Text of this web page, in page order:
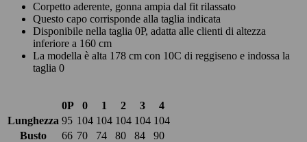
Corpetto aderente, gonna ampia dal fit rilassato
Questo capo corrisponde alla taglia indicata
Disponibile nella taglia 0P, adatta alle clienti di altezza
inferiore a 160 cm
La modella è alta 178 cm con 10C di reggiseno e indossa la
taglia 0
0P 0 1 2 3
4
Lunghezza 95 104 104 104 104 104
Busto
66 70 74 80 84
90